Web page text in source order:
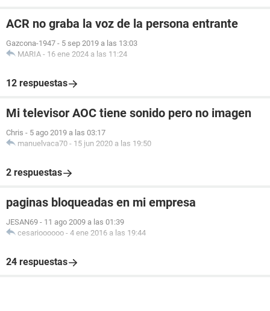
ACR no graba la voz de la persona entrante
Gazcona-1947 - 5 sep 2019 a las 13:03
MARIA - 16 ene 2024 a las 11:24
12 respuestas
Mi televisor AOC tiene sonido pero no imagen
Chris - 5 ago 2019 a las 03:17
manuelvaca70 - 15 jun 2020 a las 19:50
2 respuestas
paginas bloqueadas en mi empresa
JESAN69 - 11 ago 2009 a las 01:39
cesarioooooo - 4 ene 2016 a las 19:44
24 respuestas